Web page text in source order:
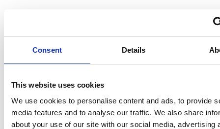
Consent Details
This website uses cookies
We use cookies to personalise content and ads, to provide
media features and to analyse our traffic. We also share
about your use of our site with our social media, advertising
Praktische informatie
afgerond, krijg je toegang tot de eindtoets. Deze eindtoets
bestaat uit achttien meerkeuzevragen. Als je 70% van de
meerkeuzevragen goed beantwoordt, ben je geslaagd voor de
toets. Je mag de toets twee keer herkansen. Wanneer je bent